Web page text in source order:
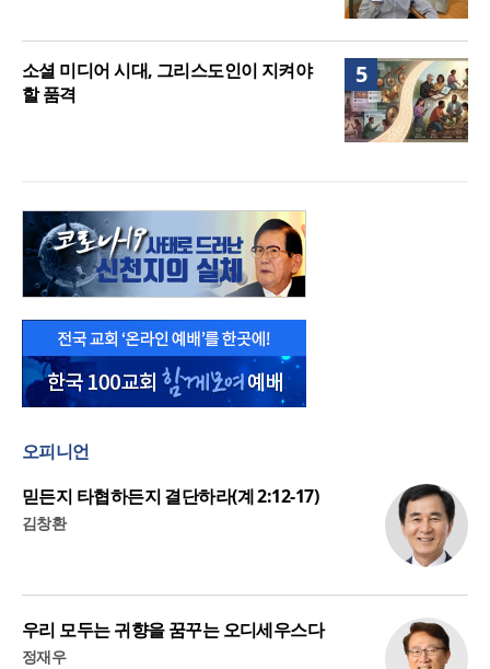
5
소셜 미디어 시대, 그리스도인이 지켜야
할 품격
오피니언
믿든지 타협하든지 결단하라(계 2:12-17)
김창환
우리 모두는 귀향을 꿈꾸는 오디세우스다
정재우